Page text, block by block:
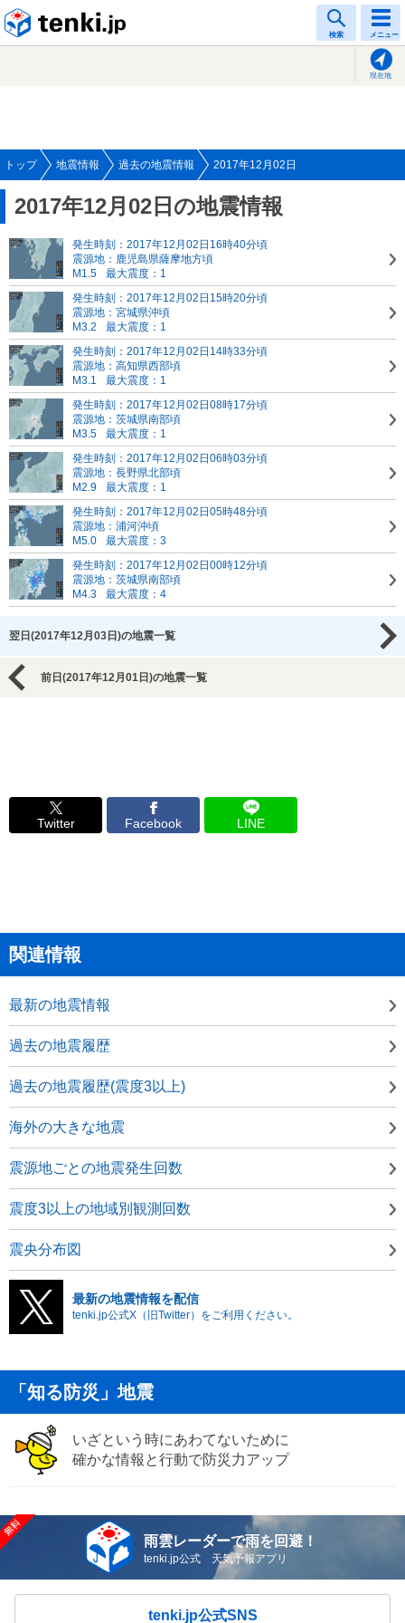
検索 メニュー
現在地
トップ 地震情報 過去の地震情報 2017年12月02日
2017年12月02日の地震情報
発生時刻：2017年12月02日16時40分頃
震源地：鹿児島県薩摩地方頃
M1.5
最大震度：1
発生時刻：2017年12月02日15時20分頃
震源地：宮城県沖頃
M3.2
最大震度：1
発生時刻：2017年12月02日14時33分頃
震源地：高知県西部頃
M3.1
最大震度：1
発生時刻：2017年12月02日08時17分頃
震源地：茨城県南部頃
M3.5
最大震度：1
発生時刻：2017年12月02日06時03分頃
震源地：長野県北部頃
M2.9
最大震度：1
発生時刻：2017年12月02日05時48分頃
震源地：浦河沖頃
M5.0
最大震度：3
発生時刻：2017年12月02日00時12分頃
震源地：茨城県南部頃
M4.3
最大震度：4
翌日(2017年12月03日)の地震一覧
前日(2017年12月01日)の地震一覧
Twitter Facebook LINE
関連情報
最新の地震情報
過去の地震履歴
過去の地震履歴(震度3以上)
海外の大きな地震
震源地ごとの地震発生回数
震度3以上の地域別観測回数
震央分布図
最新の地震情報を配信
tenki.jp公式X（旧Twitter）をご利用ください。
「知る防災」地震
いざという時にあわてないために
確かな情報と行動で防災力アップ
雨雲レーダーで雨を回避！
tenki.jp公式 天気予報アプリ
tenki.jp公式SNS